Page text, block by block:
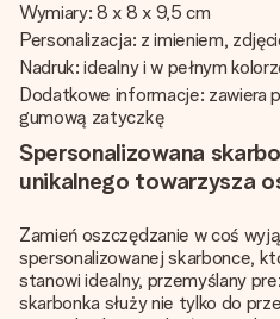
Wymiary: 8 x 8 x 9,5 cm
Personalizacja: z imieniem,
Nadruk: idealny i w pełnym
Dodatkowe informacje: zawiera
gumową zatyczkę
Spersonalizowana
unikalnego towarzysza
Zamień oszczędzanie w coś
spersonalizowanej skarbonce,
stanowi idealny, przemyślany
skarbonka służy nie tylko do